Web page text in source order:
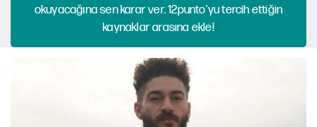
okuyacağına sen karar ver. 12punto'yu tercih ettiğin
kaynaklar arasına ekle!